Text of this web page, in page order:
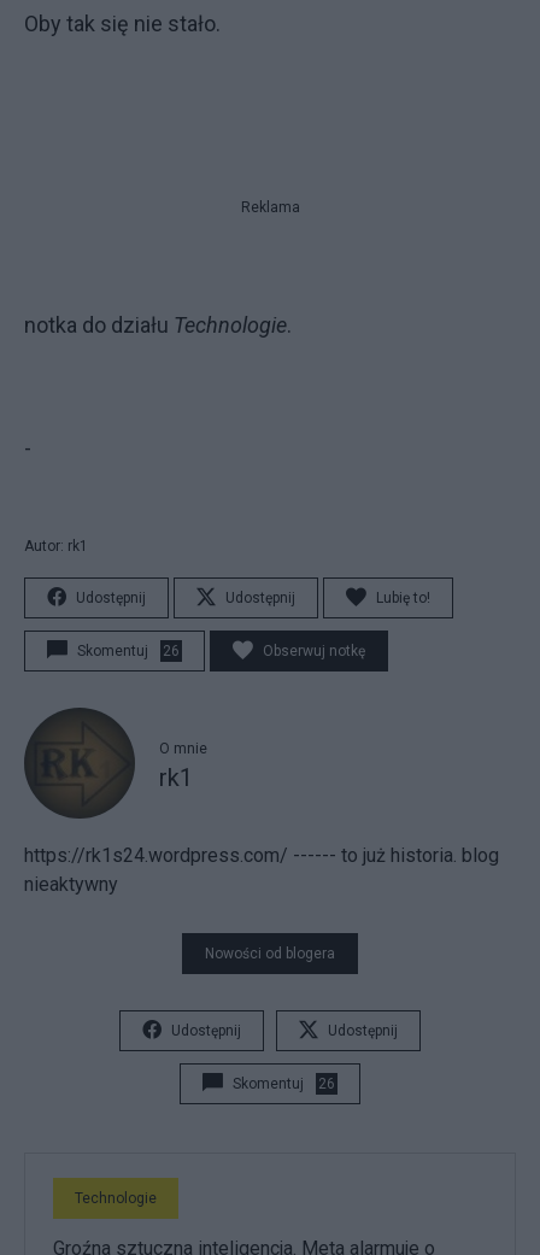
Oby tak się nie stało.
Reklama
notka do działu Technologie.
-
Autor: rk1
Udostępnij Udostępnij Lubię to!
Skomentuj 26 Obserwuj notkę
O mnie
rk1
https://rk1s24.wordpress.com/ ------ to już historia. blog
nieaktywny
Nowości od blogera
Udostępnij Udostępnij
Skomentuj 26
Technologie
Groźna sztuczna inteligencja. Meta alarmuje o